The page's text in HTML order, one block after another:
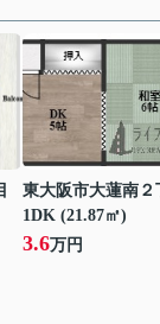
東大阪市大蓮南２
1DK (21.87㎡)
3.6万円